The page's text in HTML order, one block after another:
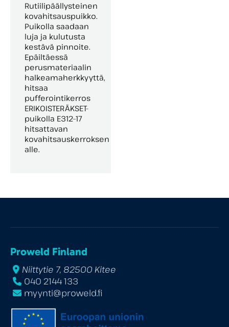
Rutiilipäällysteinen
kovahitsauspuikko.
Puikolla saadaan
luja ja kulutusta
kestävä pinnoite.
Epäiltäessä
perusmateriaalin
halkeamaherkkyyttä,
hitsaa
pufferointikerros
ERIKOISTERÄKSET-
puikolla E312–17
hitsattavan
kovahitsauskerroksen
alle.
Proweld Finland
Niittytie 7, 82500 Kitee
040 2144 133
myynti@proweld.fi